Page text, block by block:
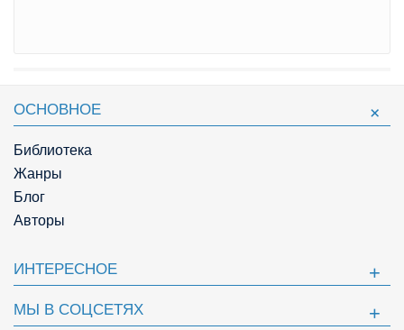
ОСНОВНОЕ
Библиотека
Жанры
Блог
Авторы
ИНТЕРЕСНОЕ
МЫ В СОЦСЕТЯХ